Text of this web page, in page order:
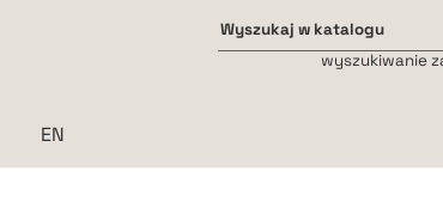
wyszukiwanie